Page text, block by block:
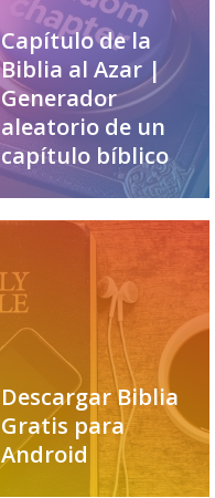
Capítulo de la
Biblia al Azar |
Generador
aleatorio de un
capítulo bíblico
Descargar Biblia
Gratis para
Android